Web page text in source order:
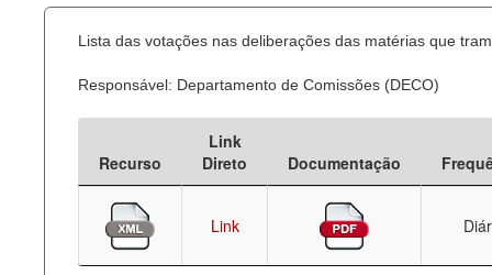
Lista das votações nas deliberações das matérias que
Responsável: Departamento de Comissões (DECO)
Recurso
Link
Direto
Documentação
Link